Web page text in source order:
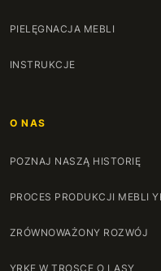
PIELĘGNACJA MEBLI
INSTRUKCJE
O NAS
POZNAJ NASZĄ HISTORIĘ
PROCES PRODUKCJI MEBLI
ZRÓWNOWAŻONY ROZWÓJ
YRKE W TROSCE O LASY